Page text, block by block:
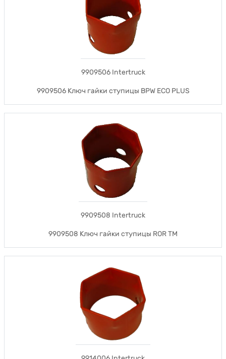
9909506 Intertruck
9909506 Ключ гайки ступицы BPW ECO PLUS
9909508 Intertruck
9909508 Ключ гайки ступицы ROR TM